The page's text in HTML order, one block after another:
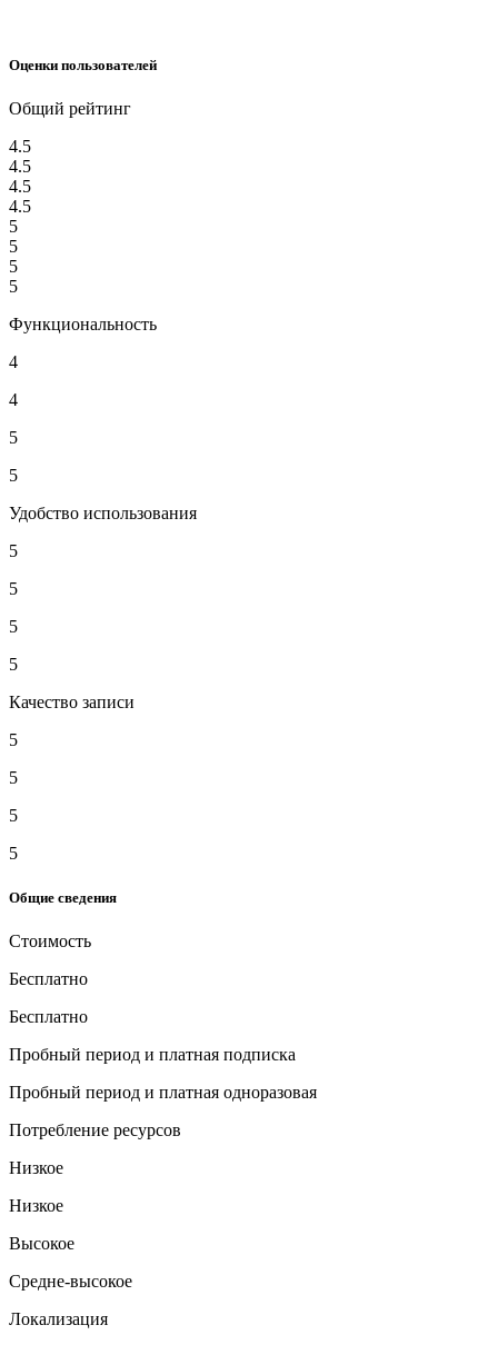
Оценки пользователей
Общий рейтинг
4.5
4.5
4.5
4.5
5
5
5
5
Функциональность
4
4
5
5
Удобство использования
5
5
5
5
Качество записи
5
5
5
5
Общие сведения
Стоимость
Бесплатно
Бесплатно
Пробный период и платная подписка
Пробный период и платная одноразовая
Потребление ресурсов
Низкое
Низкое
Высокое
Средне-высокое
Локализация